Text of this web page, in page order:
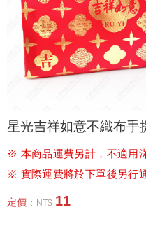
星光吉祥如意不織布手
※ 本商品運費另計，不適用
※ 實際運費將於下單後另行
定價 : NT$ 11